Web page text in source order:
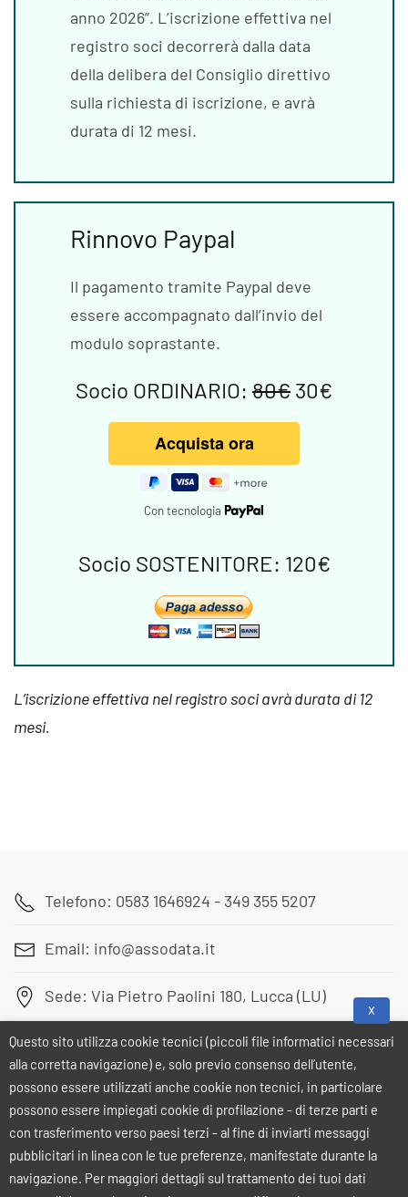
anno 2026”. L’iscrizione effettiva nel
registro soci decorrerà dalla data
della delibera del Consiglio direttivo
sulla richiesta di iscrizione, e avrà
durata di 12 mesi.
Rinnovo Paypal
Il pagamento tramite Paypal deve
essere accompagnato dall’invio del
modulo soprastante.
Socio ORDINARIO: 80€ 30€
Con tecnologia
Socio SOSTENITORE: 120€
L’iscrizione effettiva nel registro soci avrà durata di 12
mesi.
Telefono: 0583 1646924 - 349 355 5207
Email: info@assodata.it
Sede: Via Pietro Paolini 180, Lucca (LU)
Questo sito utilizza cookie tecnici (piccoli file informatici necessari
alla corretta navigazione) e, solo previo consenso dell’utente,
possono essere utilizzati anche cookie non tecnici, in particolare
possono essere impiegati cookie di profilazione - di terze parti e
con trasferimento verso paesi terzi - al fine di inviarti messaggi
pubblicitari in linea con le tue preferenze, manifestate durante la
navigazione. Per maggiori dettagli sul trattamento dei tuoi dati
X